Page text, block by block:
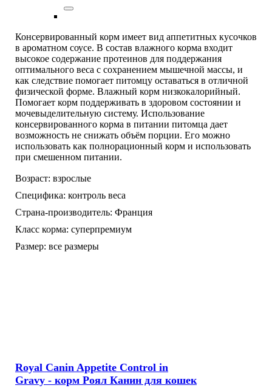
Консервированный корм имеет вид аппетитных кусочков
в ароматном соусе. В состав влажного корма входит
высокое содержание протеинов для поддержания
оптимального веса с сохранением мышечной массы, и
как следствие помогает питомцу оставаться в отличной
физической форме. Влажный корм низкокалорийный.
Помогает корм поддерживать в здоровом состоянии и
мочевыделительную систему. Использование
консервированного корма в питании питомца дает
возможность не снижать объём порции. Его можно
использовать как полнорационный корм и использовать
при смешенном питании.
Возраст: взрослые
Специфика: контроль веса
Страна-производитель: Франция
Класс корма: суперпремиум
Размер: все размеры
Royal Canin Appetite Control in
Gravy - корм Роял Канин для кошек